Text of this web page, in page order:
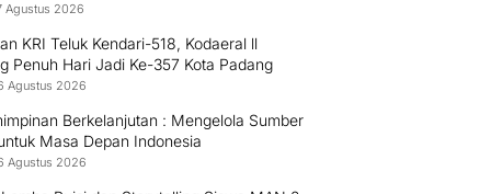
Agustus 2026
KRI Teluk Kendari-518, Kodaeral ll
Penuh Hari Jadi Ke-357 Kota Padang
Agustus 2026
Berkelanjutan : Mengelola Sumber
Masa Depan Indonesia
Agustus 2026